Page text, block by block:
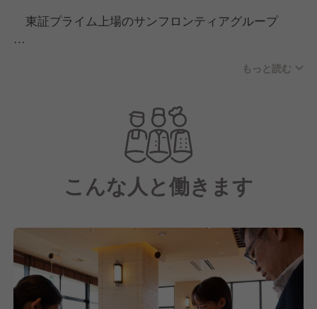
東証プライム上場のサンフロンティアグループ
掲げ、地域の魅力を最大限に活かした地方創生型ホテ
従業員とお客様の心と物質、両面の幸福を追求しなが
これまで多くのお客様に満足頂いた実績をもとに、事
業成長を続けてまいりました。
全国的なブランド展開という強みに胡坐をかく事な
く、一重にお客様の喜びのために邁進しております。
もっと読む
こんな人と働きます